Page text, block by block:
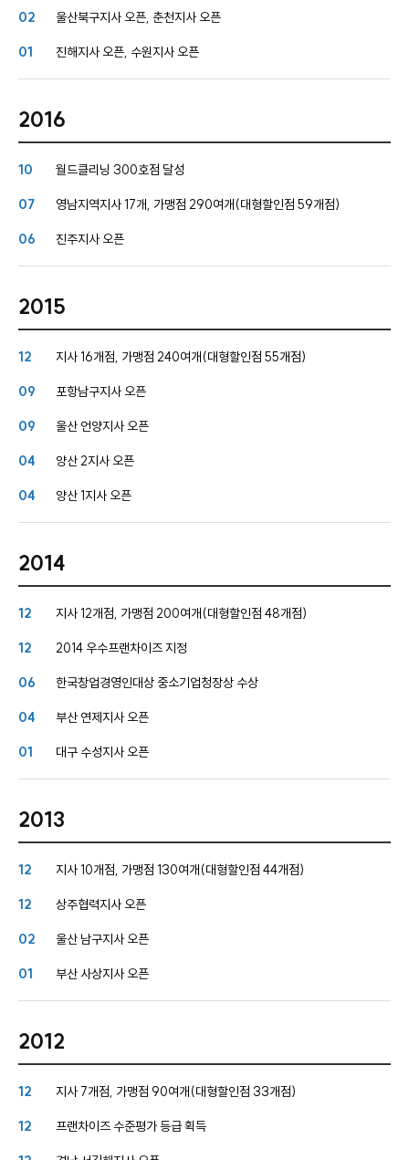
02 울산북구지사 오픈, 춘천지사 오픈
01 진해지사 오픈, 수원지사 오픈
2016
10 월드클리닝 300호점 달성
07 영남지역지사 17개, 가맹점 290여개(대형할인점 59개점)
06 진주지사 오픈
2015
12 지사 16개점, 가맹점 240여개(대형할인점 55개점)
09 포항남구지사 오픈
09 울산 언양지사 오픈
04 양산 2지사 오픈
04 양산 1지사 오픈
2014
12 지사 12개점, 가맹점 200여개(대형할인점 48개점)
12 2014 우수프랜차이즈 지정
06 한국창업경영인대상 중소기업청장상 수상
04 부산 연제지사 오픈
01 대구 수성지사 오픈
2013
12 지사 10개점, 가맹점 130여개(대형할인점 44개점)
12 상주협력지사 오픈
02 울산 남구지사 오픈
01 부산 사상지사 오픈
2012
12 지사 7개점, 가맹점 90여개(대형할인점 33개점)
12 프랜차이즈 수준평가 등급 획득